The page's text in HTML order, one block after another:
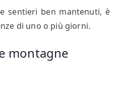
sentieri ben mantenuti, è
di uno o più giorni.
montagne